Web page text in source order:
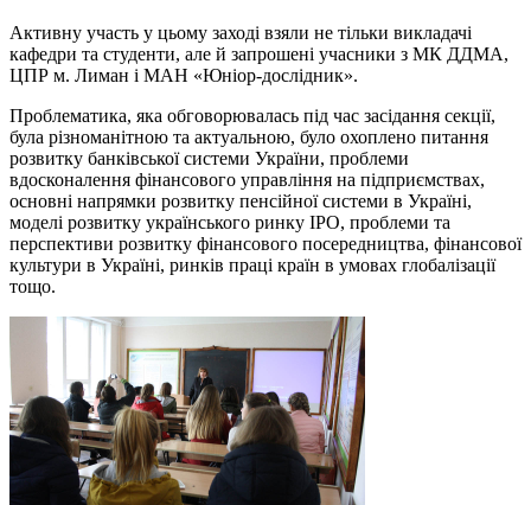
Активну участь у цьому заході взяли не тільки викладачі
кафедри та студенти, але й запрошені учасники з МК ДДМА,
ЦПР м. Лиман і МАН «Юніор-дослідник».
Проблематика, яка обговорювалась під час засідання секції,
була різноманітною та актуальною, було охоплено питання
розвитку банківської системи України, проблеми
вдосконалення фінансового управління на підприємствах,
основні напрямки розвитку пенсійної системи в Україні,
моделі розвитку українського ринку ІРО, проблеми та
перспективи розвитку фінансового посередництва, фінансової
культури в Україні, ринків праці країн в умовах глобалізації
тощо.